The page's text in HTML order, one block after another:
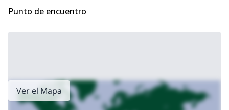
Si quieres más información sobre esta excursión de un día
Punto de encuentro
Ver el Mapa